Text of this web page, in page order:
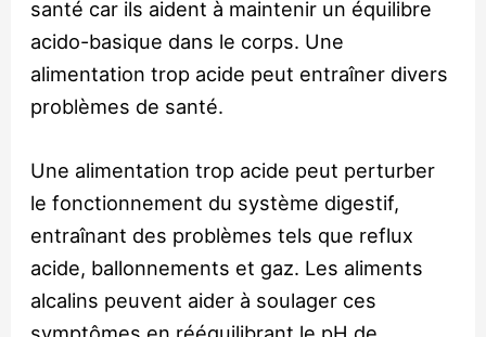
santé car ils aident à maintenir un équilibre
acido-basique dans le corps. Une
alimentation trop acide peut entraîner divers
problèmes de santé.
Une alimentation trop acide peut perturber
le fonctionnement du système digestif,
entraînant des problèmes tels que reflux
acide, ballonnements et gaz. Les aliments
alcalins peuvent aider à soulager ces